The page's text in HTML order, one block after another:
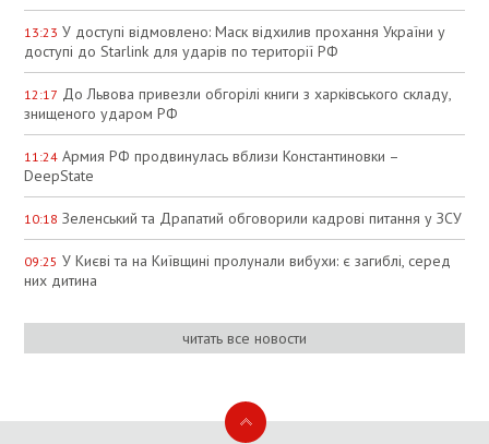
13:23 У доступі відмовлено: Маск відхилив прохання України у
доступі до Starlink для ударів по території РФ
12:17 До Львова привезли обгорілі книги з харківського складу,
знищеного ударом РФ
11:24 Армия РФ продвинулась вблизи Константиновки –
DeepState
10:18 Зеленський та Драпатий обговорили кадрові питання у ЗСУ
09:25 У Києві та на Київщині пролунали вибухи: є загиблі, серед
них дитина
читать все новости